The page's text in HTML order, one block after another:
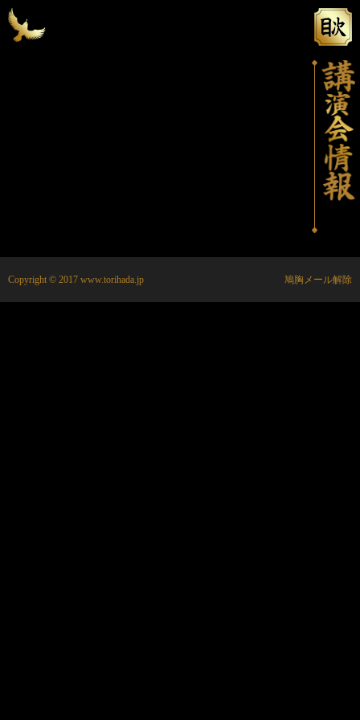
Copyright © 2017 www.torihada.jp 鳩胸メール解除